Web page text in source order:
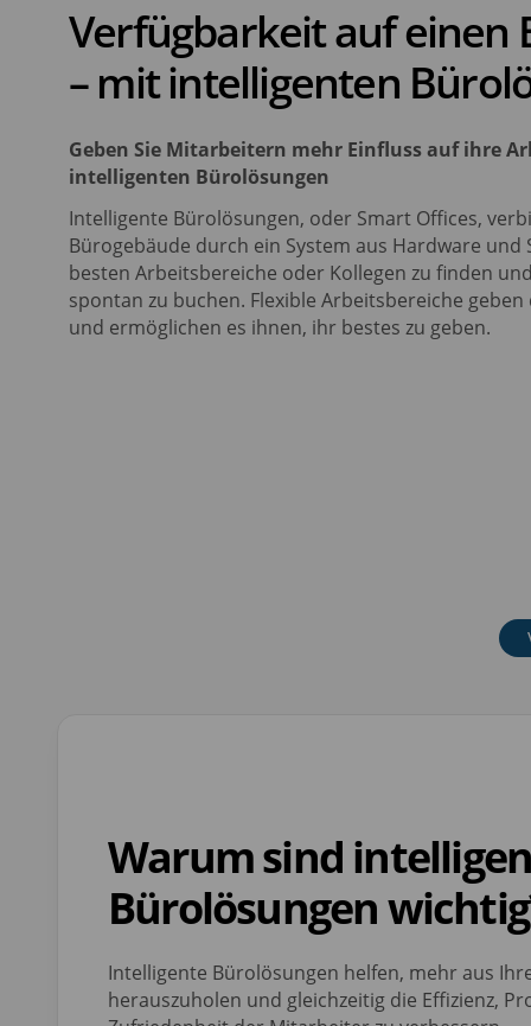
Verfügbarkeit auf einen
– mit intelligenten
Geben Sie Mitarbeitern mehr Einfluss auf ihre
intelligenten Bürolösungen
Intelligente Bürolösungen, oder Smart Offices,
Bürogebäude durch ein System aus Hardware und
besten Arbeitsbereiche oder Kollegen zu finden
spontan zu buchen. Flexible Arbeitsbereiche
und ermöglichen es ihnen, ihr bestes zu geben.
Warum sind
Bürolösungen
Intelligente Bürolösungen helfen, mehr aus
herauszuholen und gleichzeitig die Effizienz,